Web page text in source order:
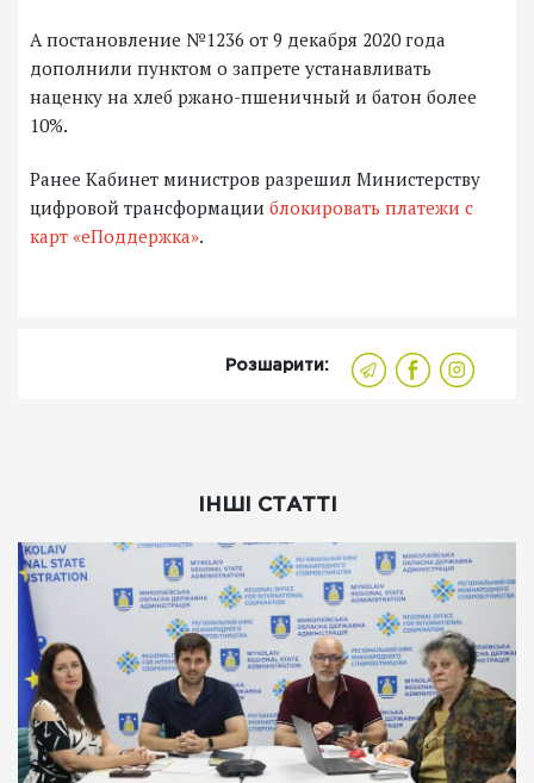
А постановление №1236 от 9 декабря 2020 года
дополнили пунктом о запрете устанавливать
наценку на хлеб ржано-пшеничный и батон более
10%.
Ранее Кабинет министров разрешил Министерству
цифровой трансформации блокировать платежи с
карт «еПоддержка».
Розшарити:
ІНШІ СТАТТІ